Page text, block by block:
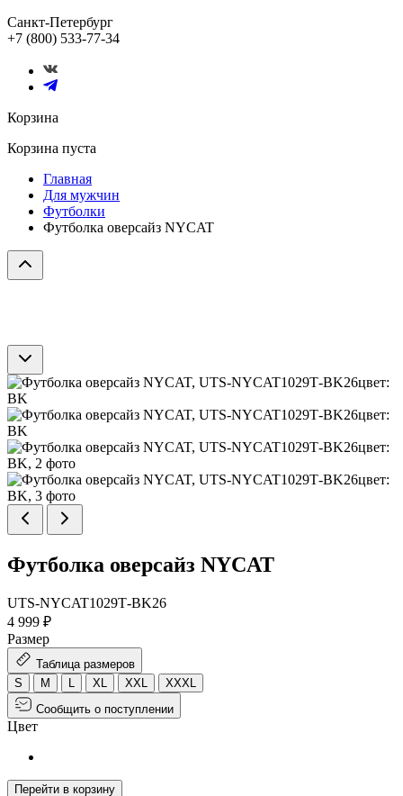
Санкт-Петербург
+7 (800) 533-77-34
Корзина
Корзина пуста
Главная
Для мужчин
Футболки
Футболка оверсайз NYCAT
Футболка оверсайз NYCAT
UTS-NYCAT1029Т-BK26
4 999 ₽
Размер
Таблица размеров
S
M XL XXL
XXXL
Сообщить о поступлении
Цвет
Перейти в корзину